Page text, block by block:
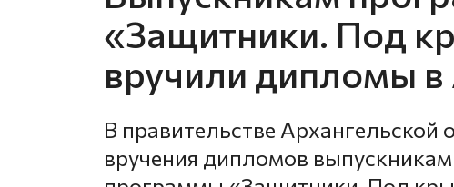
«Защитники. Под
вручили дипломы в
В правительстве Архангельской
вручения дипломов